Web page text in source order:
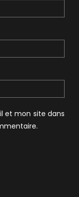
et mon site dans